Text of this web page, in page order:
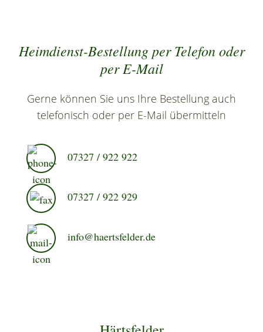
Heimdienst-Bestellung per Telefon oder
per E-Mail
Gerne können Sie uns Ihre Bestellung auch
telefonisch oder per E-Mail übermitteln
07327 / 922 922
07327 / 922 929
info@haertsfelder.de